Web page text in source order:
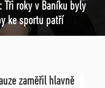
Tři roky v Baníku byly
ke sportu patří
zaměřil hlavně